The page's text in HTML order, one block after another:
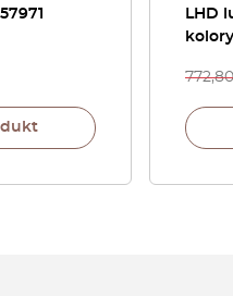
LHD
772,80